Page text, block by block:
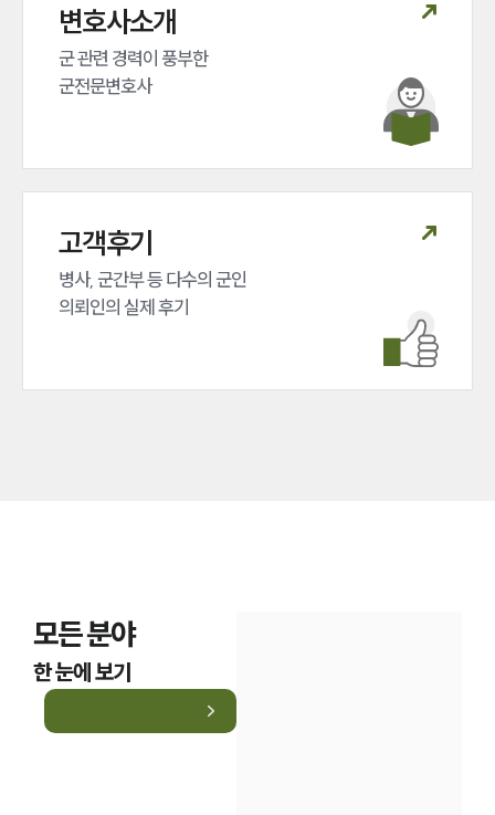
변호사소개
군 관련 경력이 풍부한
군전문변호사
고객후기
병사, 군간부 등 다수의 군인
의뢰인의 실제 후기
모든 분야
한 눈에 보기